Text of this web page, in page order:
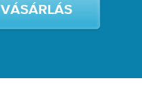
VÁSÁRLÁS